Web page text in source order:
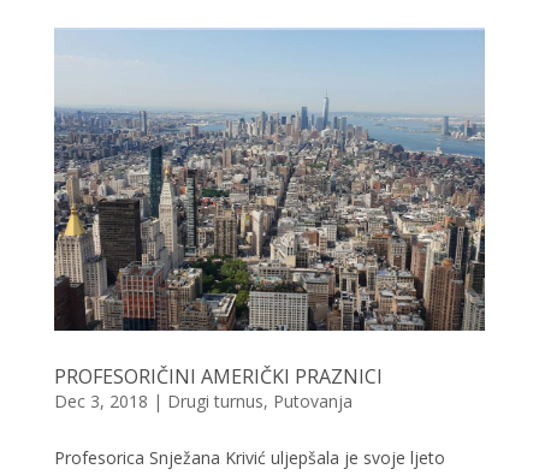
PROFESORIČINI AMERIČKI PRAZNICI
Dec 3, 2018 | Drugi turnus, Putovanja
Profesorica Snježana Krivić uljepšala je svoje ljeto